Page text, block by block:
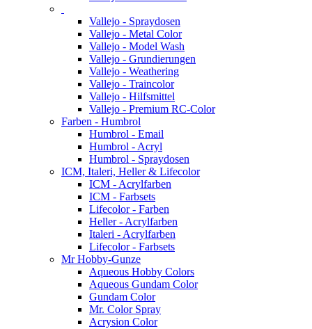
Vallejo - Spraydosen
Vallejo - Metal Color
Vallejo - Model Wash
Vallejo - Grundierungen
Vallejo - Weathering
Vallejo - Traincolor
Vallejo - Hilfsmittel
Vallejo - Premium RC-Color
Farben - Humbrol
Humbrol - Email
Humbrol - Acryl
Humbrol - Spraydosen
ICM, Italeri, Heller & Lifecolor
ICM - Acrylfarben
ICM - Farbsets
Lifecolor - Farben
Heller - Acrylfarben
Italeri - Acrylfarben
Lifecolor - Farbsets
Mr Hobby-Gunze
Aqueous Hobby Colors
Aqueous Gundam Color
Gundam Color
Mr. Color Spray
Acrysion Color